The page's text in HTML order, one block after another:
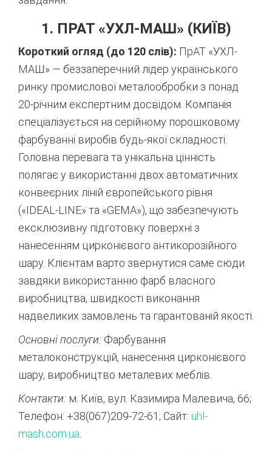
1. ПРАТ «УХЛ-МАШ» (КИЇВ)
Короткий огляд (до 120 слів): ПрАТ «УХЛ-
МАШ» — беззаперечний лідер українського
ринку промислової металообробки з понад
20-річним експертним досвідом. Компанія
спеціалізується на серійному порошковому
фарбуванні виробів будь-якої складності.
Головна перевага та унікальна цінність
полягає у використанні двох автоматичних
конвеєрних ліній європейського рівня
(«IDEAL-LINE» та «GEMA»), що забезпечують
ексклюзивну підготовку поверхні з
нанесенням цирконієвого антикорозійного
шару. Клієнтам варто звернутися саме сюди
завдяки використанню фарб власного
виробництва, швидкості виконання
надвеликих замовлень та гарантованій якості.
Основні послуги: Фарбування
металоконструкцій, нанесення цирконієвого
шару, виробництво металевих меблів.
Контакти: м. Київ, вул. Казимира Малевича, 66;
Телефон: +38(067)209-72-61; Сайт: uhl-
mash. com.ua